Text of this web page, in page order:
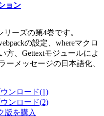
ョン
ーズの第4巻です。
の設定、whereマクロ
方、Gettextモジュールによ
ーメッセージの日本語化、
ンロード(1)
ンロード(2)
版を購入